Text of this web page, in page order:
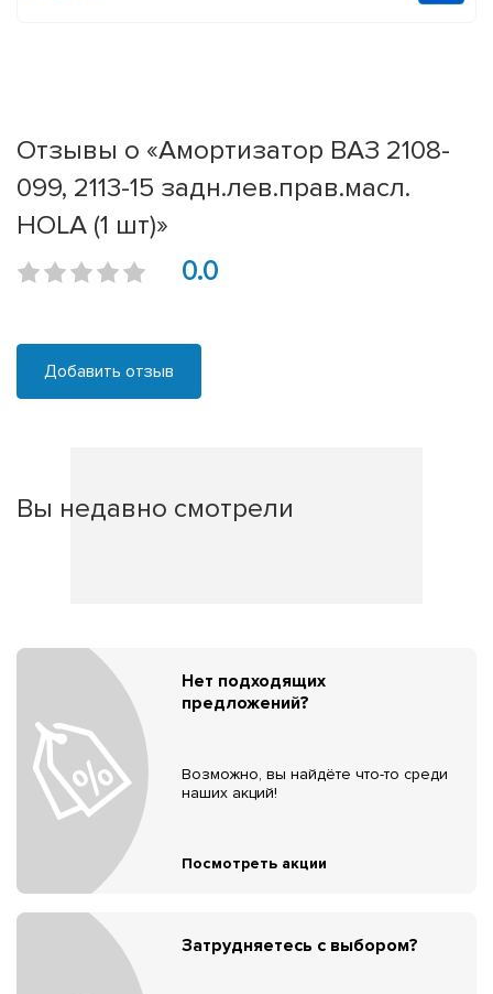
Отзывы о «Амортизатор ВАЗ 2108-
099, 2113-15 задн.лев.прав.масл.
HOLA (1 шт)»
0.0
Добавить отзыв
Вы недавно смотрели
Нет подходящих
предложений?
Возможно, вы найдёте что-то среди
наших акций!
Посмотреть акции
Затрудняетесь с выбором?